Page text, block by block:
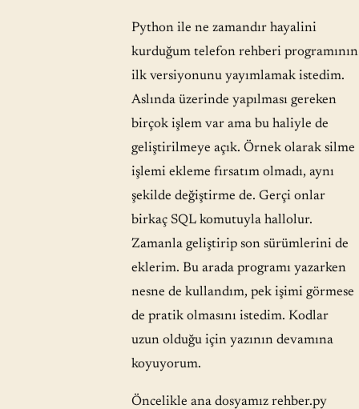
Python ile ne zamandır hayalini
kurduğum telefon rehberi programının
ilk versiyonunu yayımlamak istedim.
Aslında üzerinde yapılması gereken
birçok işlem var ama bu haliyle de
geliştirilmeye açık. Örnek olarak silme
işlemi ekleme fırsatım olmadı, aynı
şekilde değiştirme de. Gerçi onlar
birkaç SQL komutuyla hallolur.
Zamanla geliştirip son sürümlerini de
eklerim. Bu arada programı yazarken
nesne de kullandım, pek işimi görmese
de pratik olmasını istedim. Kodlar
uzun olduğu için yazının devamına
koyuyorum.
Öncelikle ana dosyamız rehber.py